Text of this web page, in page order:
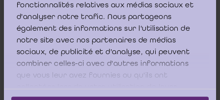
fonctionnalités relatives aux médias sociaux et
d'analyser notre trafic. Nous partageons
également des informations sur l'utilisation de
notre site avec nos partenaires de médias
sociaux, de publicité et d'analyse, qui peuvent
combiner celles-ci avec d'autres informations
que vous leur avez fournies ou qu'ils ont
controlewerkzaamheden van de bedrijfsrevisor aan te vullen
met een verklaring vanwege het bestuursorgaan waarin wordt
bevestigd dat het geen kennis heeft van gebeurtenissen die
zich hebben voorgedaan sinds de laatste jaarrekening op
grond waarvan het bestaan zelf van de te verdelen reserves of
van de schuldvorderingen ten laste van de aandeelhouders
wordt in vraag gesteld ( cf. voormelde Omzendbrief 2013/7 van